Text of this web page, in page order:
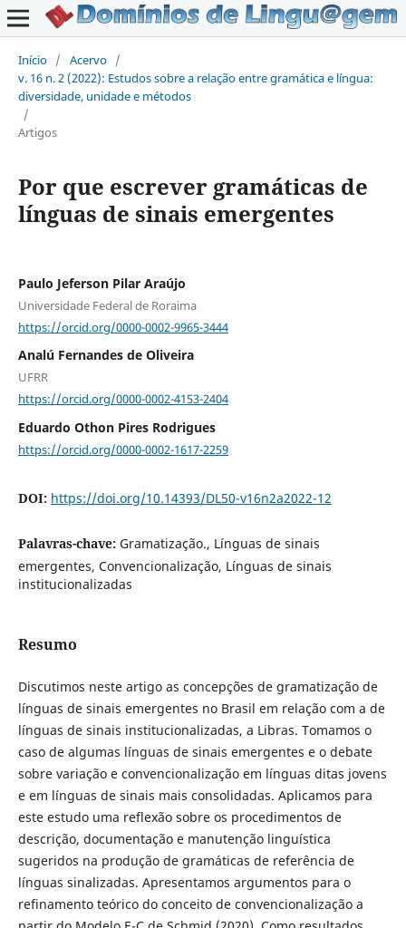
Início / Acervo /
v. 16 n. 2 (2022): Estudos sobre a relação entre gramática e língua:
diversidade, unidade e métodos
/
Artigos
Por que escrever gramáticas de
línguas de sinais emergentes
Paulo Jeferson Pilar Araújo
Universidade Federal de Roraima
https://orcid.org/0000-0002-9965-3444
Analú Fernandes de Oliveira
UFRR
https://orcid.org/0000-0002-4153-2404
Eduardo Othon Pires Rodrigues
https://orcid.org/0000-0002-1617-2259
DOI: https://doi.org/10.14393/DL50-v16n2a2022-12
Palavras-chave: Gramatização., Línguas de sinais
emergentes, Convencionalização, Línguas de sinais
institucionalizadas
Resumo
Discutimos neste artigo as concepções de gramatização de
línguas de sinais emergentes no Brasil em relação com a de
línguas de sinais institucionalizadas, a Libras. Tomamos o
caso de algumas línguas de sinais emergentes e o debate
sobre variação e convencionalização em línguas ditas jovens
e em línguas de sinais mais consolidadas. Aplicamos para
este estudo uma reflexão sobre os procedimentos de
descrição, documentação e manutenção linguística
sugeridos na produção de gramáticas de referência de
línguas sinalizadas. Apresentamos argumentos para o
refinamento teórico do conceito de convencionalização a